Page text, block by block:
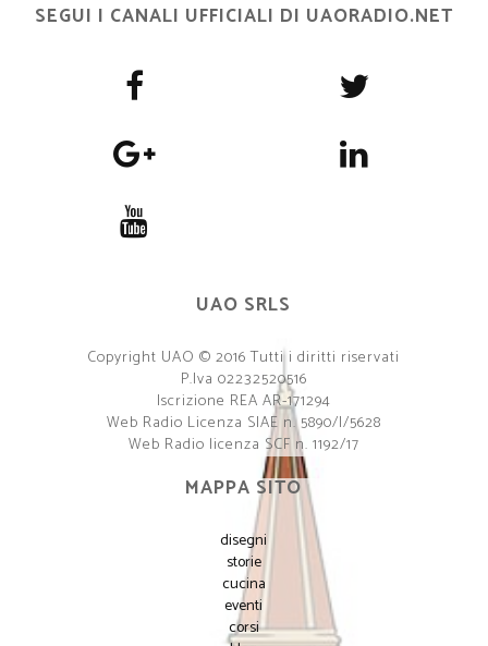
SEGUI I CANALI UFFICIALI DI UAORADIO.NET
UAO SRLS
Copyright UAO © 2016 Tutti i diritti riservati
P.Iva 02232520516
Iscrizione REA AR-171294
Web Radio Licenza SIAE n. 5890/I/5628
Web Radio licenza SCF n. 1192/17
MAPPA SITO
disegni
storie
cucina
eventi
corsi